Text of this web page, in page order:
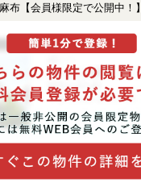
布【会員様限定で公開中！】